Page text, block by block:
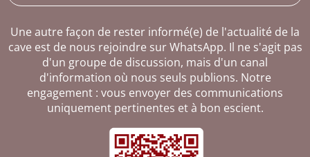
Une autre façon de rester informé(e) de l'actualité de la
cave est de nous rejoindre sur WhatsApp. Il ne s'agit pas
d'un groupe de discussion, mais d'un canal
d'information où nous seuls publions. Notre
engagement : vous envoyer des communications
uniquement pertinentes et à bon escient.